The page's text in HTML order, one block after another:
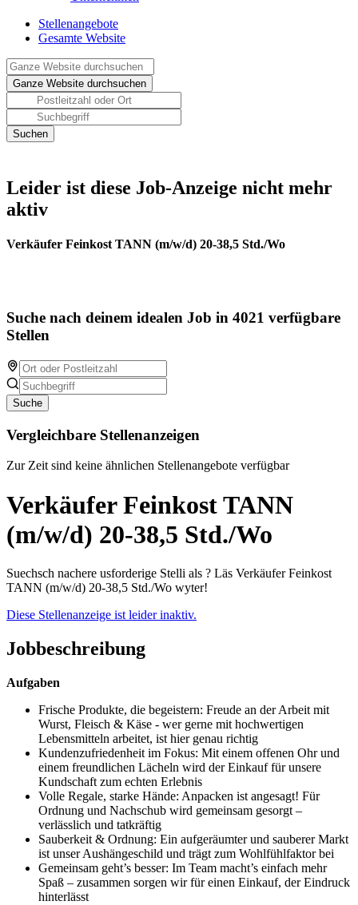
Stellenangebote
Gesamte Website
Leider ist diese Job-Anzeige nicht mehr
aktiv
Verkäufer Feinkost TANN (m/w/d) 20-38,5 Std./Wo
Suche nach deinem idealen Job in 4021 verfügbare
Stellen
Suche
Vergleichbare Stellenanzeigen
Zur Zeit sind keine ähnlichen Stellenangebote verfügbar
Verkäufer Feinkost TANN
(m/w/d) 20-38,5 Std./Wo
Suechsch nachere usforderige Stelli als ? Läs Verkäufer Feinkost
TANN (m/w/d) 20-38,5 Std./Wo wyter!
Diese Stellenanzeige ist leider inaktiv.
Jobbeschreibung
Aufgaben
Frische Produkte, die begeistern: Freude an der Arbeit mit
Wurst, Fleisch & Käse - wer gerne mit hochwertigen
Lebensmitteln arbeitet, ist hier genau richtig
Kundenzufriedenheit im Fokus: Mit einem offenen Ohr und
einem freundlichen Lächeln wird der Einkauf für unsere
Kundschaft zum echten Erlebnis
Volle Regale, starke Hände: Anpacken ist angesagt! Für
Ordnung und Nachschub wird gemeinsam gesorgt –
verlässlich und tatkräftig
Sauberkeit & Ordnung: Ein aufgeräumter und sauberer Markt
ist unser Aushängeschild und trägt zum Wohlfühlfaktor bei
Gemeinsam geht’s besser: Im Team macht’s einfach mehr
Spaß – zusammen sorgen wir für einen Einkauf, der Eindruck
hinterlässt